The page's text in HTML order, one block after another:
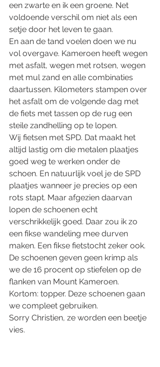
een zwarte en ik een groene. Net
voldoende verschil om niet als een
setje door het leven te gaan.
En aan de tand voelen doen we nu
vol overgave. Kameroen heeft wegen
met asfalt, wegen met rotsen, wegen
met mul zand en alle combinaties
daartussen. Kilometers stampen over
het asfalt om de volgende dag met
de fiets met tassen op de rug een
steile zandhelling op te lopen.
Wij fietsen met SPD. Dat maakt het
altijd lastig om die metalen plaatjes
goed weg te werken onder de
schoen. En natuurlijk voel je de SPD
plaatjes wanneer je precies op een
rots stapt. Maar afgezien daarvan
lopen de schoenen echt
verschrikkelijk goed. Daar zou ik zo
een fikse wandeling mee durven
maken. Een fikse fietstocht zeker ook.
De schoenen geven geen krimp als
we de 16 procent op stiefelen op de
flanken van Mount Kameroen.
Kortom: topper. Deze schoenen gaan
we compleet gebruiken.
Sorry Christien, ze worden een beetje
vies.